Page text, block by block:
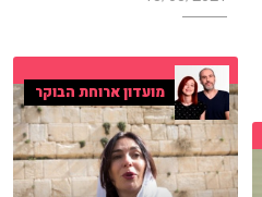
מועדון ארוחת הבוקר